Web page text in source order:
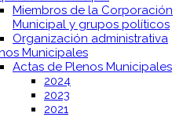
Miembros de la Corporación
Municipal y grupos políticos
Organización administrativa
Municipales
Actas de Plenos Municipales
2024
2023
2021